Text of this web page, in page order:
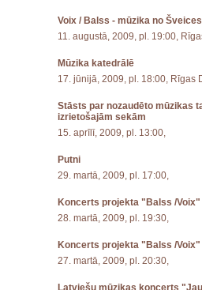
Voix / Balss - mūzika no
11. augustā, 2009, pl. 19:00,
Mūzika katedrālē
17. jūnijā, 2009, pl. 18:00, Rīgas
Stāsts par nozaudēto mūzikas
izrietošajām sekām
15. aprīlī, 2009, pl. 13:00,
Putni
29. martā, 2009, pl. 17:00,
Koncerts projekta "Balss /
28. martā, 2009, pl. 19:30,
Koncerts projekta "Balss /
27. martā, 2009, pl. 20:30,
Latviešu mūzikas koncerts